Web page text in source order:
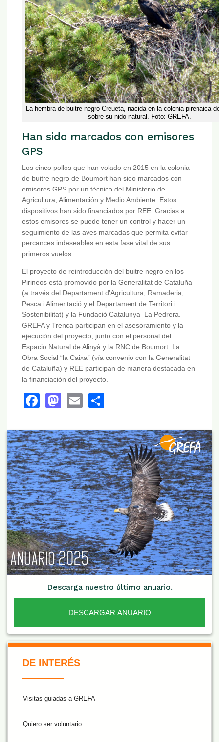
La hembra de buitre negro Creueta, nacida en la colonia pirenaica
sobre su nido natural. Foto: GREFA.
Han sido marcados con emisores
GPS
Los cinco pollos que han volado en 2015 en la colonia
de buitre negro de Boumort han sido marcados con
emisores GPS por un técnico del Ministerio de
Agricultura, Alimentación y Medio Ambiente. Estos
dispositivos han sido financiados por REE. Gracias a
estos emisores se puede tener un control y hacer un
seguimiento de las aves marcadas que permita evitar
percances indeseables en esta fase vital de sus
primeros vuelos.
El proyecto de reintroducción del buitre negro en los
Pirineos está promovido por la Generalitat de Cataluña
(a través del Departament d'Agricultura, Ramaderia,
Pesca i Alimentació y el Departament de Territori i
Sostenibilitat) y la Fundació Catalunya–La Pedrera.
GREFA y Trenca participan en el asesoramiento y la
ejecución del proyecto, junto con el personal del
Espacio Natural de Alinyà y la RNC de Boumort. La
Obra Social “la Caixa” (vía convenio con la Generalitat
de Cataluña) y REE participan de manera destacada en
la financiación del proyecto.
Facebook
Mastodon
Email
Descarga nuestro último anuario.
DESCARGAR ANUARIO
De Interés NARANJA
DE INTERÉS
Visitas guiadas a GREFA
Quiero ser voluntario